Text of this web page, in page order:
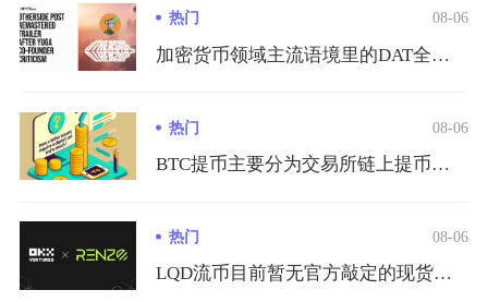
热门 08-06
加密货币领域主流语境里的DAT全称DigitalAssetT...
热门 08-06
BTC提币主要分为交易所链上提币、钱包互转两种主流方式，完整...
热门 08-06
LQD流币目前暂无官方敲定的现货交易所上线日期，仅在2026...